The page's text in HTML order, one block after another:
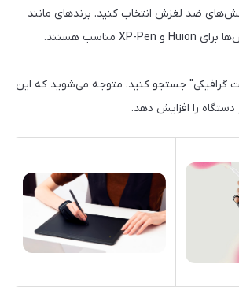
ضد لغزش انتخاب کنید. برندهای مانند
گرافیکی" جستجو کنید، متوجه می‌شوید که این
دستگاه را افزایش دهد.